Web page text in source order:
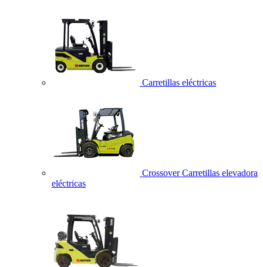
Carretillas eléctricas
Crossover Carretillas elevadora
eléctricas